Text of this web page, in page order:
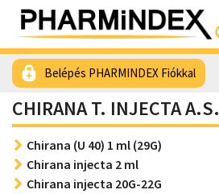
Belépés PHARMINDEX Fiókkal
CHIRANA T. INJECTA A.S.
Chirana (U 40) 1 ml (29G)
Chirana injecta 2 ml
Chirana injecta 20G-22G